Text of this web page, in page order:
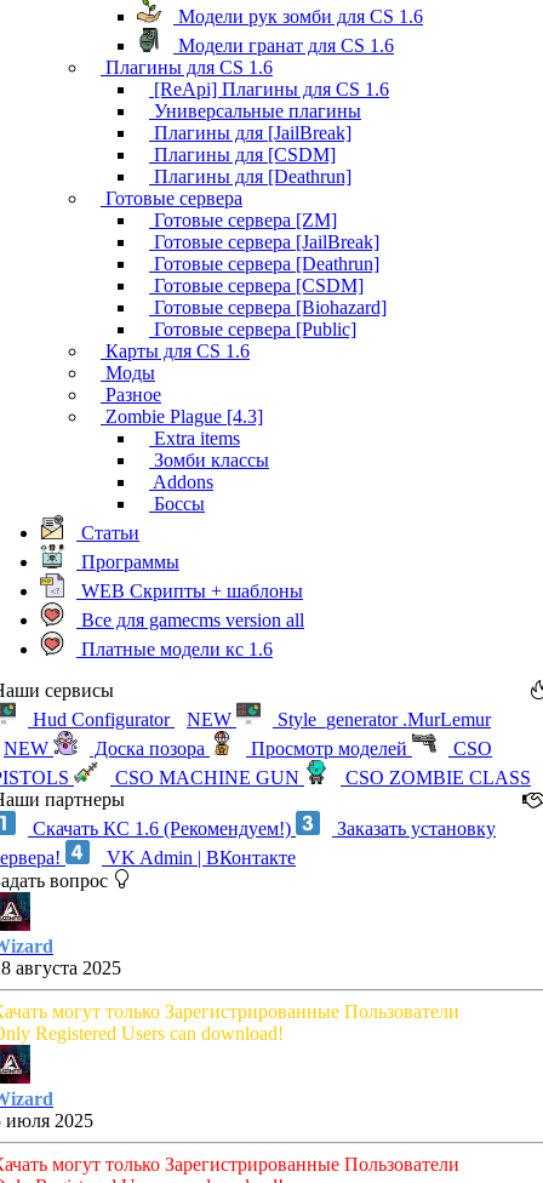
Модели рук зомби для CS 1.6
Модели гранат для CS 1.6
Плагины для CS 1.6
[ReApi] Плагины для CS 1.6
Универсальные плагины
Плагины для [JailBreak]
Плагины для [CSDM]
Плагины для [Deathrun]
Готовые сервера
Готовые сервера [ZM]
Готовые сервера [JailBreak]
Готовые сервера [Deathrun]
Готовые сервера [CSDM]
Готовые сервера [Biohazard]
Готовые сервера [Public]
Карты для CS 1.6
Моды
Разное
Zombie Plague [4.3]
Extra items
Зомби классы
Addons
Боссы
Статьи
Программы
WEB Скрипты + шаблоны
Все для gamecms version all
Платные модели кс 1.6
сервисы
Hud Configurator
NEW
Style_generator .MurLemur
NEW
Доска позора Просмотр моделей
CSO
CSO MACHINE GUN
CSO ZOMBIE CLASS
партнеры
Скачать КС 1.6 (Рекомендуем!)
Заказать установку
VK Admin | ВКонтакте
вопрос
августа 2025
могут только Зарегистрированные Пользователи
Registered Users can download!
июля 2025
могут только Зарегистрированные Пользователи